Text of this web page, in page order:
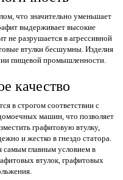
что значительно уменьшает
выдерживает высокие
не разрушается в агрессивной
втулки бесшумны. Изделия
пищевой промышленности.
качество
в строгом соответствии с
машин, что позволяет
графитовую втулку,
и жестко в гнездо статора.
самым главным условием в
втулок, графитовых